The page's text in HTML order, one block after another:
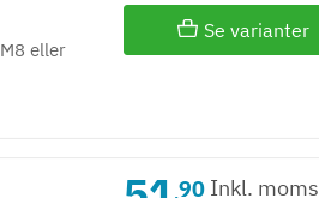
eller
Se varianter
,90 Inkl. moms